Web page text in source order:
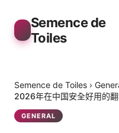
Semence de
Toiles
Semence de Toiles ›
2026年在中国安全好用的
GENERAL